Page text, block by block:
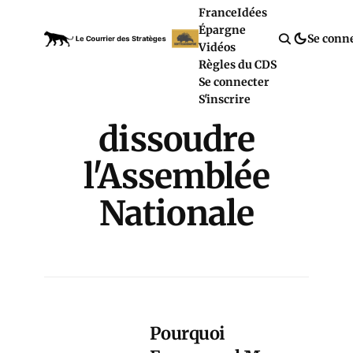
FranceIdées
Épargne
Vidéos
Règles du CDS
Se connecter
S'inscrire
Se
dissoudre
l'Assemblée
Nationale
Pourquoi